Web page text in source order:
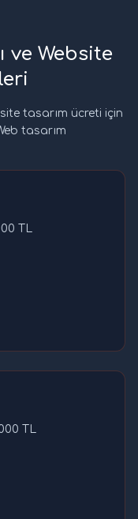
ve Website
tasarım ücreti için
tasarım
TL
TL